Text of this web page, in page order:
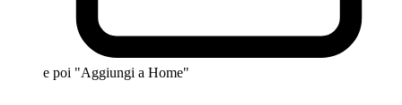
e poi "Aggiungi a Home"